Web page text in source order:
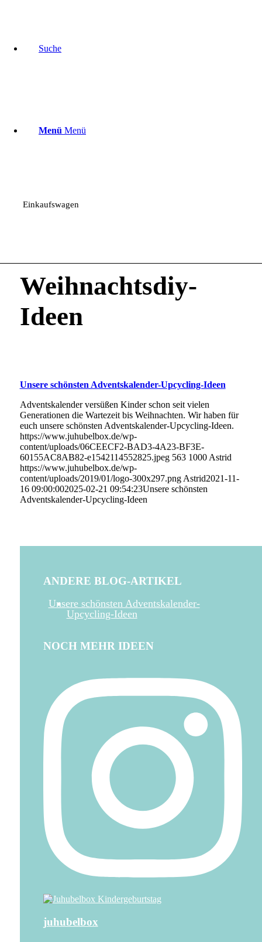
Suche
Menü Menü
Einkaufswagen
Weihnachtsdiy-
Ideen
Unsere schönsten Adventskalender-Upcycling-Ideen
Adventskalender versüßen Kinder schon seit vielen
Generationen die Wartezeit bis Weihnachten. Wir haben für
euch unsere schönsten Adventskalender-Upcycling-Ideen.
https://www.juhubelbox.de/wp-
content/uploads/06CEECF2-BAD3-4A23-BF3E-
60155AC8AB82-e1542114552825.jpeg 563 1000 Astrid
https://www.juhubelbox.de/wp-
content/uploads/2019/01/logo-300x297.png Astrid2021-11-
16 09:00:002025-02-21 09:54:23Unsere schönsten
Adventskalender-Upcycling-Ideen
ANDERE BLOG-ARTIKEL
Unsere schönsten Adventskalender-
Upcycling-Ideen
NOCH MEHR IDEEN
juhubelbox